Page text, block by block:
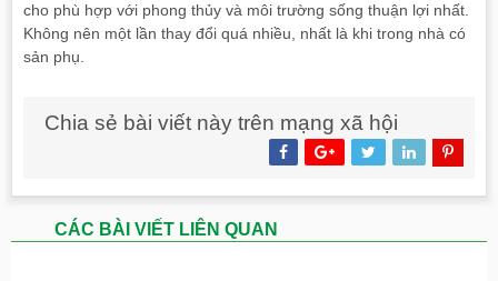
cho phù hợp với phong thủy và môi trường sống thuận lợi nhất.
Không nên một lần thay đổi quá nhiều, nhất là khi trong nhà có
sản phụ.
Chia sẻ bài viết này trên mạng xã hội
CÁC BÀI VIẾT LIÊN QUAN